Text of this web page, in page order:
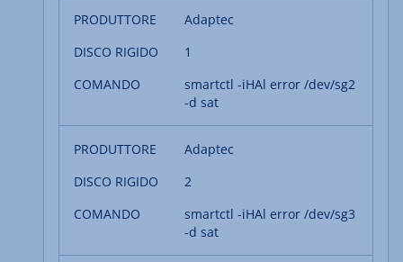
Adaptec
1
smartctl -iHAl error /dev/sg2
-d sat
Adaptec
2
smartctl -iHAl error /dev/sg3
-d sat